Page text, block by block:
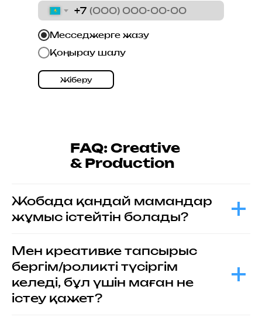
+7
Месседжерге жазу
Қоңырау шалу
Жіберу
FAQ: Creative
& Production
Жобада қандай мамандар
жұмыс істейтін болады?
Мен креативке тапсырыс
бергім/роликті түсіргім
келеді, бұл үшін маған не
істеу қажет?